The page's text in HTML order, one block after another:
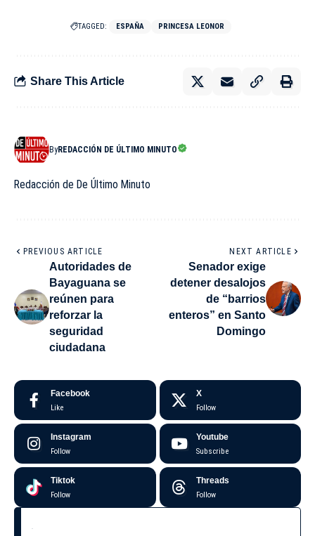
TAGGED: ESPAÑA PRINCESA LEONOR
Share This Article
ByREDACCIÓN DE ÚLTIMO MINUTO
Redacción de De Último Minuto
PREVIOUS ARTICLE
Autoridades de
Bayaguana se
reúnen para
reforzar la
seguridad
ciudadana
NEXT ARTICLE
Senador exige
detener desalojos
de “barrios
enteros” en Santo
Domingo
Facebook
Like
X
Follow
Instagram
Follow
Youtube
Subscribe
Tiktok
Follow
Threads
Follow